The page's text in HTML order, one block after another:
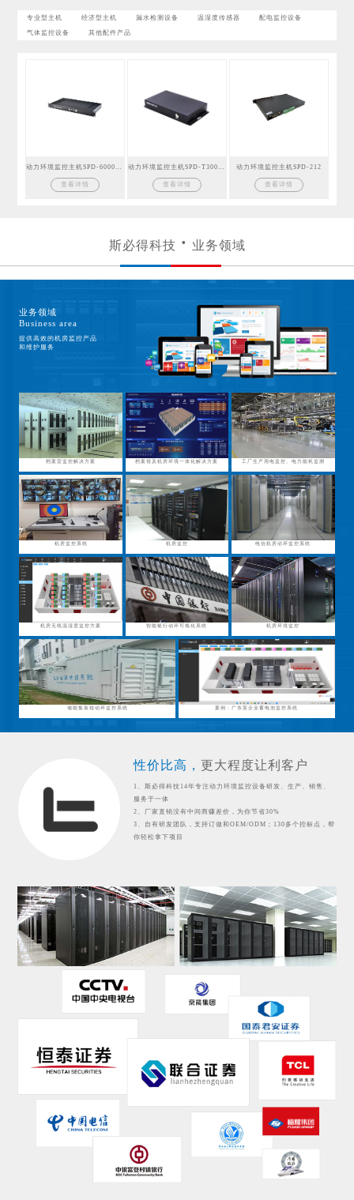
专业型主机 经济型主机 漏水检测设备 温湿度传感器 配电监控设备
气体监控设备 其他配件产品
查看详情 查看详情
动力环境监控主机SPD-212
查看详情
斯必得科技 业务领域
业务领域
Business area
提供高效的机房监控产品
和维护服务
档案室监控解决方案 档案馆及机房环境一体化解决方案 工厂生产用电监控、电力能耗监测
机房监控系统 机房监控 电信机房动环监控系统
机房无线温湿度监控方案 智能银行动环可视化系统 机房环境监控
储能集装箱动环监控系统 案例：广东某企业蓄电池监控系统
性价比高， 更大程度让利客户
1、斯必得科技14年专注动力环境监控设备研发、生产、销售、
服务于一体
2、厂家直销没有中间商赚差价，为你节省30%
3、自有研发团队，支持订做和OEM/ODM；130多个控标点，帮
你轻松拿下项目